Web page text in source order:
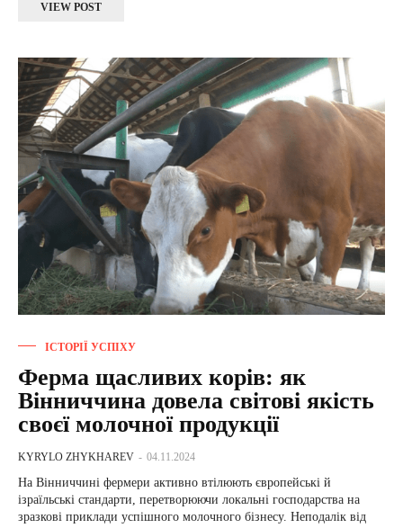
VIEW POST
ІСТОРІЇ УСПІХУ
Ферма щасливих корів: як
Вінниччина довела світові якість
своєї молочної продукції
KYRYLO ZHYKHAREV - 04.11.2024
На Вінниччині фермери активно втілюють європейські й
ізраїльські стандарти, перетворюючи локальні господарства на
зразкові приклади успішного молочного бізнесу. Неподалік від